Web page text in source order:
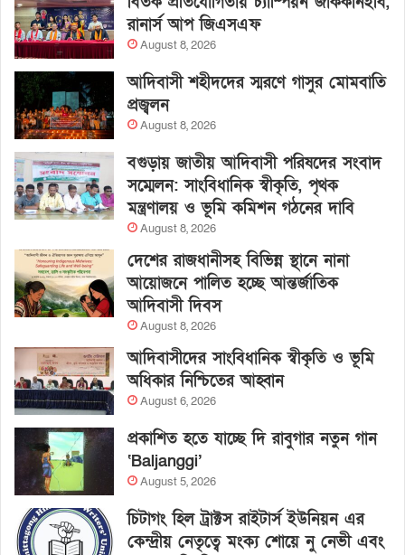
রানার্স আপ জিএসএফ
August 8, 2026
আদিবাসী শহীদদের স্মরণে গাসুর মোমবাতি
প্রজ্বলন
August 8, 2026
বগুড়ায় জাতীয় আদিবাসী পরিষদের সংবাদ
সম্মেলন: সাংবিধানিক স্বীকৃতি, পৃথক
মন্ত্রণালয় ও ভূমি কমিশন গঠনের দাবি
August 8, 2026
দেশের রাজধানীসহ বিভিন্ন স্থানে নানা
আয়োজনে পালিত হচ্ছে আন্তর্জাতিক
আদিবাসী দিবস
August 8, 2026
আদিবাসীদের সাংবিধানিক স্বীকৃতি ও ভূমি
অধিকার নিশ্চিতের আহ্বান
August 6, 2026
প্রকাশিত হতে যাচ্ছে দি রাবুগার নতুন গান
‘Baljanggi’
August 5, 2026
চিটাগং হিল ট্রাক্টস রাইটার্স ইউনিয়ন এর
কেন্দ্রীয় নেতৃত্বে মংক্য শোয়ে নু নেভী এবং